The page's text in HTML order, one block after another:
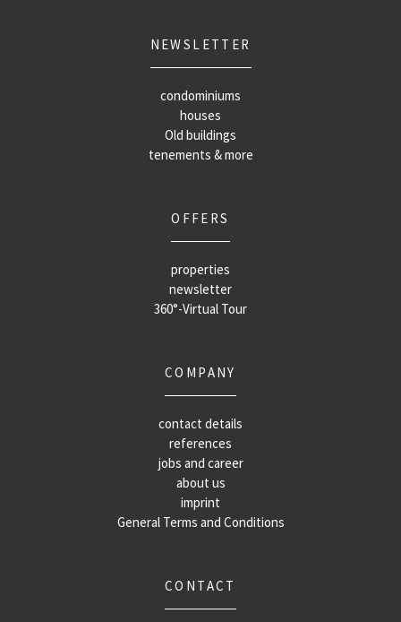
NEWSLETTER
condominiums
houses
Old buildings
tenements & more
OFFERS
properties
newsletter
360°-Virtual Tour
COMPANY
contact details
references
jobs and career
about us
imprint
General Terms and Conditions
CONTACT